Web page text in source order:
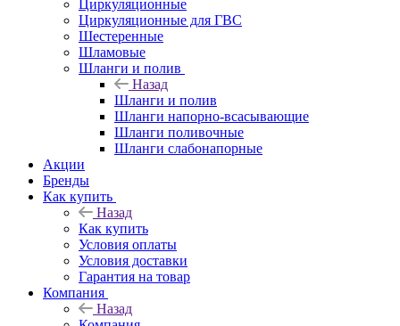
Циркуляционные
Циркуляционные для ГВС
Шестеренные
Шламовые
Шланги и полив
Назад
Шланги и полив
Шланги напорно-всасывающие
Шланги поливочные
Шланги слабонапорные
Акции
Бренды
Как купить
Назад
Как купить
Условия оплаты
Условия доставки
Гарантия на товар
Компания
Назад